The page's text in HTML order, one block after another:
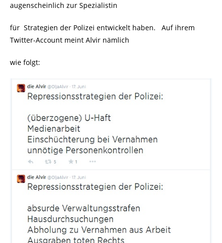
augenscheinlich zur Spezialistin
für Strategien der Polizei entwickelt haben. Auf ihrem
Twitter-Account meint Alvir nämlich
wie folgt: